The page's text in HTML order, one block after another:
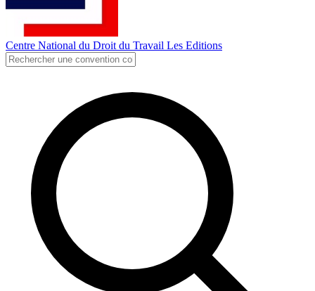
Centre National du Droit du Travail Les Editions